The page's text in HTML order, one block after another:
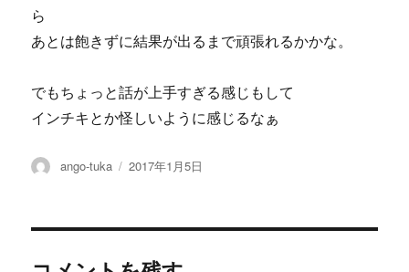
ら
あとは飽きずに結果が出るまで頑張れるかかな。
でもちょっと話が上手すぎる感じもして
インチキとか怪しいように感じるなぁ
投
ango-tuka
投
2017年1月5日